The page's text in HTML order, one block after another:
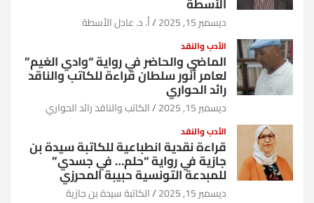
ديسمبر 15, 2025 أ. د. عادل الأسطة
الأدب والنقد
الماضي والحاضر في رواية “وادي الغيم”
لعامر أنور سلطان قراءة للكاتب والناقد
رائد الحواري
ديسمبر 15, 2025 الكاتب والناقد رائد الحواري
الأدب والنقد
قراءة نقدية انطباعية للكاتبة سيدة بن
جازية في رواية “حلم… في جسدي”
للمبدعة التونسية حبيبة المحرزي
ديسمبر 15, 2025 الكاتبة سيدة بن جازية